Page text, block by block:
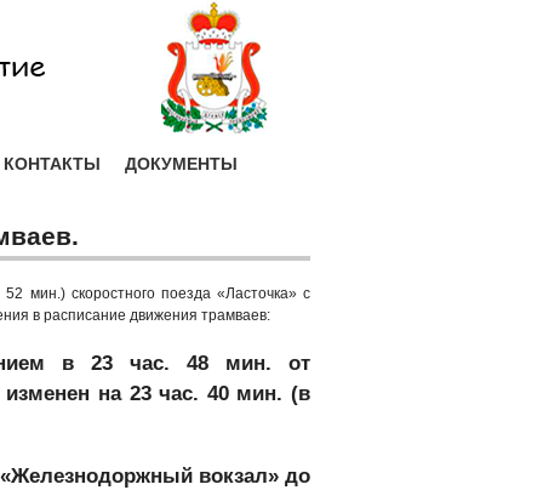
КОНТАКТЫ ДОКУМЕНТЫ
мин.) скоростного поезда «Ласточка» с
в расписание движения трамваев:
в 23 час.48 мин.
от
изменен на 23 час. 40 мин. (в
«Железнодоржный вокзал»до